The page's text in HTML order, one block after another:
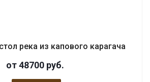
река из капового карагача
от 48700 руб.